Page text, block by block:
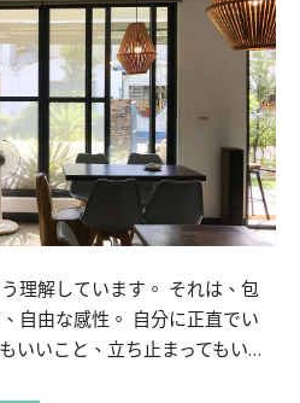
理解しています。 それは、包
自由な感性。 自分に正直でい
いいこと、立ち止まってもい…